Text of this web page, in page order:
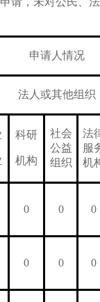
申请人情况
法人或其他组织
科研
机构
社会
公益
组织
法
服
机
0 0 0
0 0 0